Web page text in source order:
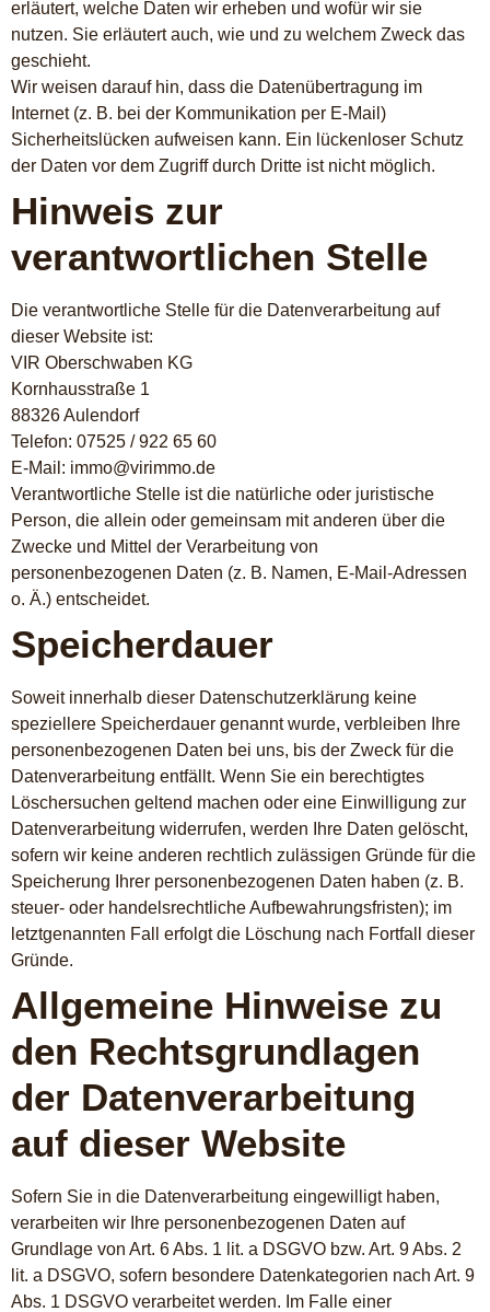
erläutert, welche Daten wir erheben und wofür wir sie
nutzen. Sie erläutert auch, wie und zu welchem Zweck das
geschieht.
Wir weisen darauf hin, dass die Datenübertragung im
Internet (z. B. bei der Kommunikation per E-Mail)
Sicherheitslücken aufweisen kann. Ein lückenloser Schutz
der Daten vor dem Zugriff durch Dritte ist nicht möglich.
Hinweis zur
verantwortlichen Stelle
Die verantwortliche Stelle für die Datenverarbeitung auf
dieser Website ist:
VIR Oberschwaben KG
Kornhausstraße 1
88326 Aulendorf
Telefon: 07525 / 922 65 60
E-Mail: immo@virimmo.de
Verantwortliche Stelle ist die natürliche oder juristische
Person, die allein oder gemeinsam mit anderen über die
Zwecke und Mittel der Verarbeitung von
personenbezogenen Daten (z. B. Namen, E-Mail-Adressen
o. Ä.) entscheidet.
Speicherdauer
Soweit innerhalb dieser Datenschutzerklärung keine
speziellere Speicherdauer genannt wurde, verbleiben Ihre
personenbezogenen Daten bei uns, bis der Zweck für die
Datenverarbeitung entfällt. Wenn Sie ein berechtigtes
Löschersuchen geltend machen oder eine Einwilligung zur
Datenverarbeitung widerrufen, werden Ihre Daten gelöscht,
sofern wir keine anderen rechtlich zulässigen Gründe für die
Speicherung Ihrer personenbezogenen Daten haben (z. B.
steuer- oder handelsrechtliche Aufbewahrungsfristen); im
letztgenannten Fall erfolgt die Löschung nach Fortfall dieser
Gründe.
Allgemeine Hinweise zu
den Rechtsgrundlagen
der Datenverarbeitung
auf dieser Website
Sofern Sie in die Datenverarbeitung eingewilligt haben,
verarbeiten wir Ihre personenbezogenen Daten auf
Grundlage von Art. 6 Abs. 1 lit. a DSGVO bzw. Art. 9 Abs. 2
lit. a DSGVO, sofern besondere Datenkategorien nach Art. 9
Abs. 1 DSGVO verarbeitet werden. Im Falle einer